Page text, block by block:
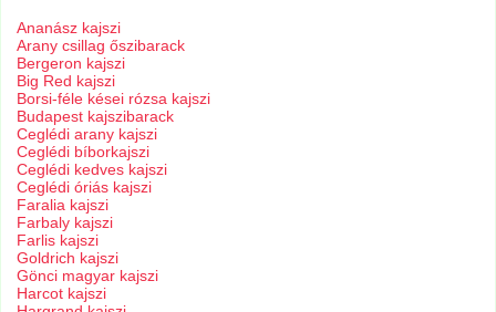
Ananász kajszi
Arany csillag őszibarack
Bergeron kajszi
Big Red kajszi
Borsi-féle kései rózsa kajszi
Budapest kajszibarack
Ceglédi arany kajszi
Ceglédi bíborkajszi
Ceglédi kedves kajszi
Ceglédi óriás kajszi
Faralia kajszi
Farbaly kajszi
Farlis kajszi
Goldrich kajszi
Gönci magyar kajszi
Harcot kajszi